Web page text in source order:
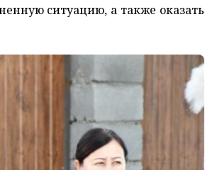
ситуацию, а также оказать